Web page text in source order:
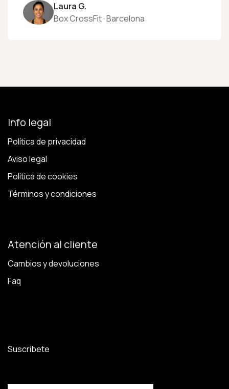
Laura G.
Box CrossFit · Barcelona
Info legal
Política de privacidad
Aviso legal
Política de cookies
Términos y condiciones
Atención al cliente
Cambios y devoluciones
Faq
Suscribete